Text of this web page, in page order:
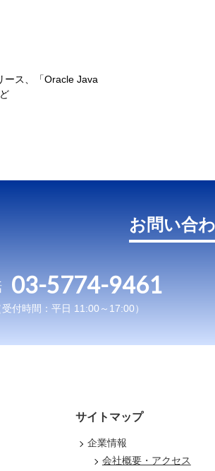
ース、「Oracle Java
お問い合
03-5774-9461
受付時間：平日 11:00～17:00）
サイトマップ
企業情報
会社概要・アクセス